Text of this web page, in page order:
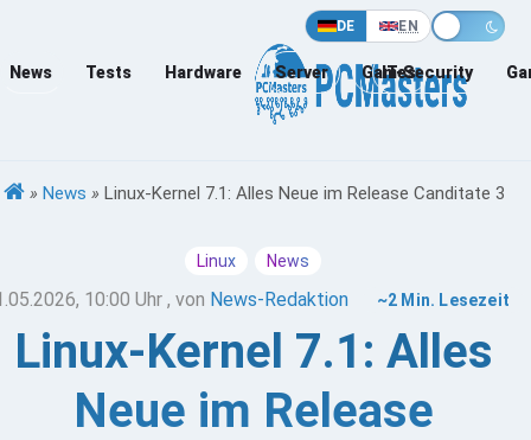
DE EN
News Tests Hardware Server Games
IT-Security
» News » Linux-Kernel 7.1: Alles Neue im Release Canditate 3
Linux News
10:00 Uhr , von News-Redaktion ~2 Min. Lesezeit
Linux-Kernel 7.1: Alles
Neue im Release